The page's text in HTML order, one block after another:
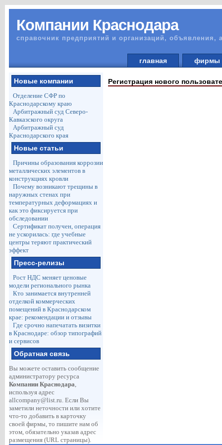
Компании Краснодара
справочник предприятий и организаций, объявления,
главная
Новые компании
Отделение СФР по
Краснодарскому краю
Арбитражный суд Северо-
Кавказского округа
Арбитражный суд
Краснодарского края
Новые статьи
Причины образования коррозии
металлических элементов в
конструкциях кровли
Почему возникают трещины в
наружных стенах при
температурных деформациях и
как это фиксируется при
обследовании
Сертификат получен, операция
не ускорилась: где учебные
центры теряют практический
эффект
Пресс-релизы
Рост НДС меняет ценовые
модели регионального рынка
Кто занимается внутренней
отделкой коммерческих
помещений в Краснодарском
крае: рекомендации и отзывы
Где срочно напечатать визитки
в Краснодаре: обзор типографий
и сервисов
Обратная связь
Вы можете оставить сообщение
администратору ресурса
Компании Краснодара,
используя адрес
allcompany@list.ru. Если Вы
заметили неточности или хотите
что-то добавить в карточку
своей фирмы, то пишите нам об
этом, обязательно указав адрес
размещения (URL страницы).
Регистрация нового